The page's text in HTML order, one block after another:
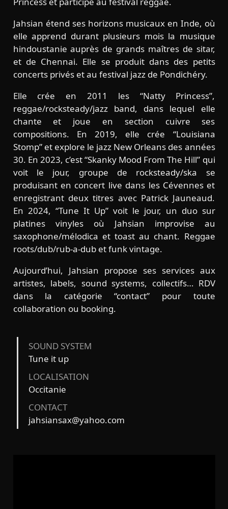
Jahsian étend ses horizons musicaux en Inde, où
elle apprend durant plusieurs mois la musique
hindoustanie auprès de grands maîtres de sitar,
et de Chennai. Elle se produit dans des petits
concerts privés et au festival jazz de Pondichéry.
Elle crée en 2011 les “Natty Princess”,
reggae/rocksteady/jazz band, dans lequel elle
chante et joue en section cuivre ses
compositions. En 2019, elle crée “Louisiana
Stomp” et explore le jazz New Orleans des années
30. En 2023, c’est “Skanky Mood From The Hill” qui
voit le jour, groupe de rocksteady/ska se
produisant en concert live dans les Cévennes et
enregistrant deux titres avec Patrick Jauneaud.
En 2024, “Tune It Up” voit le jour, un duo sur
platines vinyles où Jahsian improvise au
saxophone/mélodica et toast au chant. Reggae
roots/dub/rub-a-dub et funk vintage.
Aujourd’hui, Jahsian propose ses services aux
artistes, labels, sound systems, collectifs… RDV
dans la catégorie “contact” pour toute
collaboration ou booking.
SOUND SYSTEM
Tune it up
LOCALISATION
Occitanie
CONTACT
jahsiansax@yahoo.com